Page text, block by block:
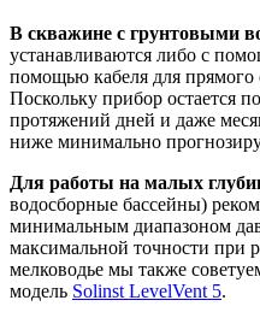
В скважине с грунтовыми
устанавливаются либо с
помощью кабеля для прямого
Поскольку прибор остается
протяжений дней и даже
ниже минимально
Для работы на малых
водосборные бассейны)
минимальным диапазоном
максимальной точности при
мелководье мы также
модель Solinst LevelVent 5.